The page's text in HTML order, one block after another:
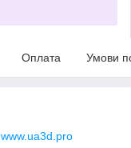
Оплата Умови
www.ua3d.pro